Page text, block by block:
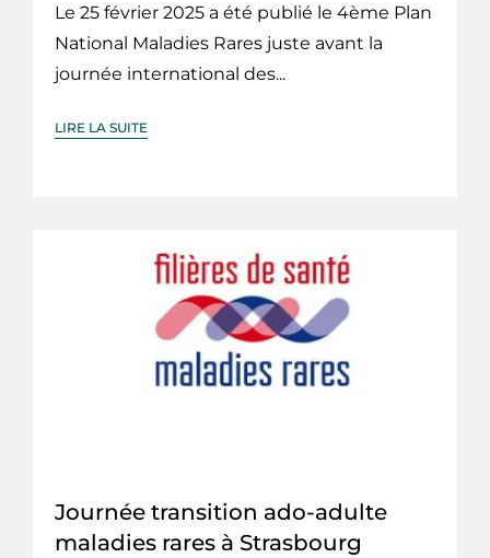
Le 25 février 2025 a été publié le 4ème Plan
National Maladies Rares juste avant la
journée international des...
LIRE LA SUITE
Journée transition ado-adulte
maladies rares à Strasbourg